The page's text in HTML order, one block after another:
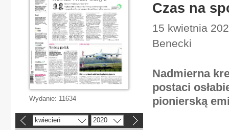
Czas na
15 kwietnia
Benecki
Nadmierna
postaci
pionierską
Wydanie: 11634
kwiecień 2020